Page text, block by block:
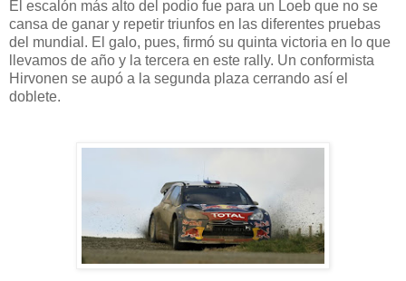
El escalón más alto del podio fue para un Loeb que no se
cansa de ganar y repetir triunfos en las diferentes pruebas
del mundial. El galo, pues, firmó su quinta victoria en lo que
llevamos de año y la tercera en este rally. Un conformista
Hirvonen se aupó a la segunda plaza cerrando así el
doblete.